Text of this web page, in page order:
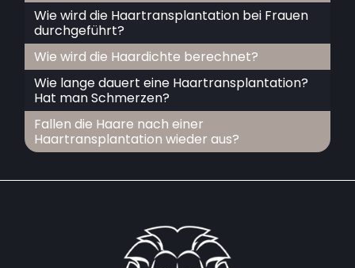
Wie wird die Haartransplantation bei Frauen
durchgeführt?
Wie wird die Haardichte berechnet?
Wie lange dauert eine Haartransplantation?
Hat man Schmerzen?
Fallen die Haare nach einer
Haartransplantation wieder aus?